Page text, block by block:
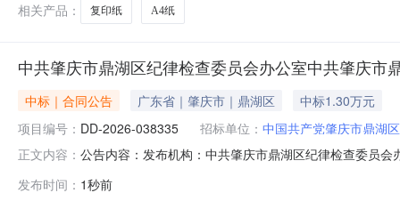
相关产品：
复印纸 A4纸
中共肇庆市鼎湖区纪律检查委员会办公室中共肇庆
中标｜合同公告 广东省｜肇庆市｜鼎湖区
中标1.30万元
项目编号： DD-2026-038335 招标单位： 中国共产党肇庆市鼎湖
正文内容： 公告内容：发布机构：中共肇庆市鼎湖区纪律检查委员
委员会办公室地址：广东省肇庆市鼎湖区罗隐路12号机
发布时间： 1秒前